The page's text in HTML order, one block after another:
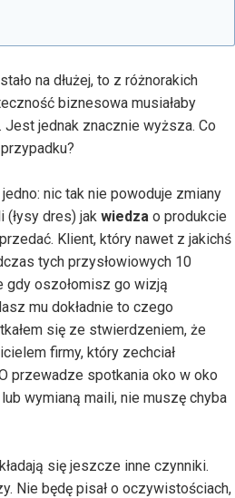
na dłużej, to z różnorakich
biznesowa musiałaby
jednak znacznie wyższa. Co
nic tak nie powoduje zmiany
(łysy dres) jak wiedza o produkcie
Klient, który nawet z jakichś
tych przysłowiowych 10
gdy oszołomisz go wizją
mu dokładnie to czego
się ze stwierdzeniem, że
firmy, który zechciał
przewadze spotkania oko w oko
wymianą maili, nie muszę chyba
się jeszcze inne czynniki.
Nie będę pisał o oczywistościach,